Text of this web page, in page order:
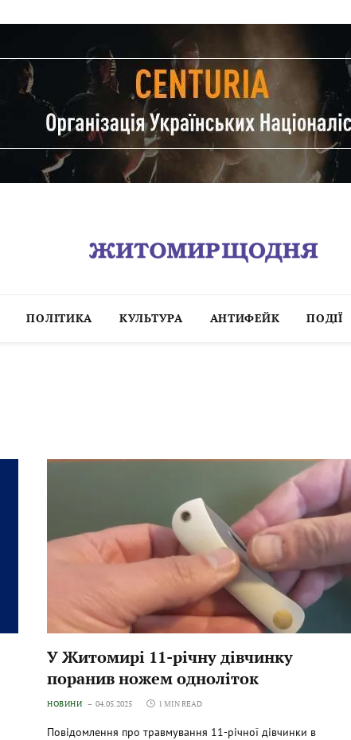
ПОЛІТИКА КУЛЬТУРА АНТИФЕЙК ПОДІЇ
У Житомирі 11-річну дівчинку
поранив ножем одноліток
НОВИНИ 04.05.2025 1 MIN READ
Повідомлення про травмування 11-річної дівчинки в